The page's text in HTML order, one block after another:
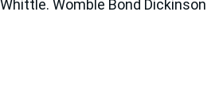
Womble Bond Dickinson